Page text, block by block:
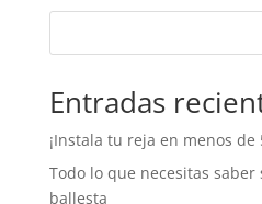
Entradas
¡Instala tu reja en menos de
Todo lo que necesitas saber
ballesta